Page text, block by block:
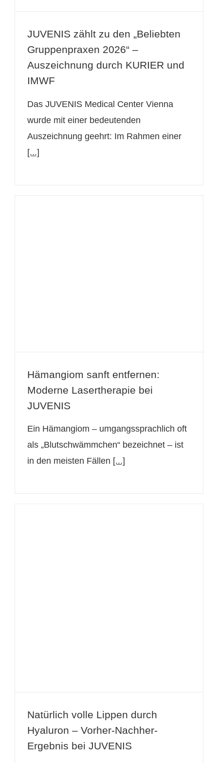
JUVENIS zählt zu den „Beliebten
Gruppenpraxen 2026“ –
Auszeichnung durch KURIER und
IMWF
Das JUVENIS Medical Center Vienna
wurde mit einer bedeutenden
Auszeichnung geehrt: Im Rahmen einer
[...]
Hämangiom sanft entfernen:
Moderne Lasertherapie bei
JUVENIS
Ein Hämangiom – umgangssprachlich oft
als „Blutschwämmchen“ bezeichnet – ist
in den meisten Fällen [...]
Natürlich volle Lippen durch
Hyaluron – Vorher-Nachher-
Ergebnis bei JUVENIS